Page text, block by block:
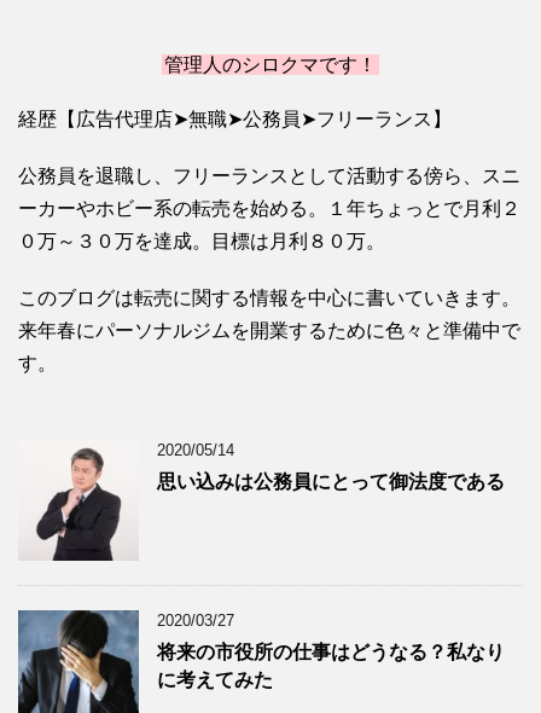
管理人のシロクマです！
経歴【広告代理店➤無職➤公務員➤フリーランス】
公務員を退職し、フリーランスとして活動する傍ら、スニ
ーカーやホビー系の転売を始める。１年ちょっとで月利２
０万～３０万を達成。目標は月利８０万。
このブログは転売に関する情報を中心に書いていきます。
来年春にパーソナルジムを開業するために色々と準備中で
す。
2020/05/14
思い込みは公務員にとって御法度である
2020/03/27
将来の市役所の仕事はどうなる？私なり
に考えてみた